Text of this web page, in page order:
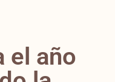
el año